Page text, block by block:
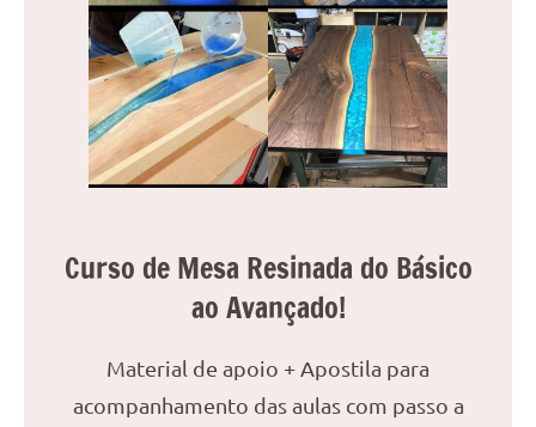
Curso de Mesa Resinada do Básico
ao Avançado!
Material de apoio + Apostila para
acompanhamento das aulas com passo a